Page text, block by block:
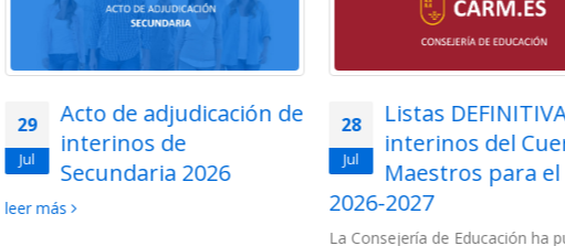
28
Jul
Listas DEFINITIVAS de
interinos del Cuerpo de
Maestros para el curso
2026-2027
27
Jul
Adjudicación
para
Cuerpo de
la Región de Murcia
Para esta adjudicación están